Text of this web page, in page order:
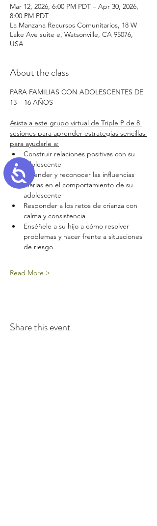
Accessibility
Mar 12, 2026, 6:00 PM PDT – Apr 30, 2026,
8:00 PM PDT
La Manzana Recursos Comunitarios, 18 W
Lake Ave suite e, Watsonville, CA 95076,
USA
About the class
PARA FAMILIAS CON ADOLESCENTES DE
13 – 16 AÑOS
Asista a este grupo virtual de Triple P de 8
sesiones para aprender estrategias sencillas
para ayudarle a:
Construir relaciones positivas con su
adolescente
Entender y reconocer las influencias
diarias en el comportamiento de su
adolescente
Responder a los retos de crianza con
calma y consistencia
Enséñele a su hijo a cómo resolver
problemas y hacer frente a situaciones
de riesgo
Read More >
Share this event